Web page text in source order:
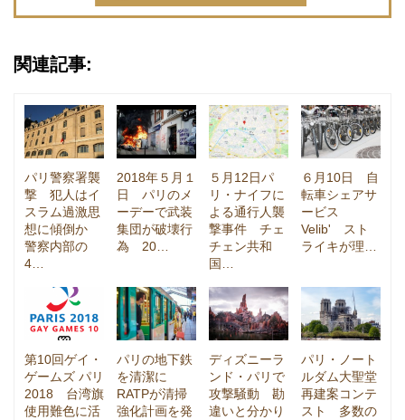
関連記事:
パリ警察署襲
撃 犯人はイ
スラム過激思
想に傾倒か
警察内部の
4…
2018年５月１
日 パリのメ
ーデーで武装
集団が破壊行
為 20…
５月12日パ
リ・ナイフに
よる通行人襲
撃事件 チェ
チェン共和
国…
６月10日 自
転車シェアサ
ービス
Velib' スト
ライキが理…
第10回ゲイ・
ゲームズ パリ
2018 台湾旗
使用難色に活
パリの地下鉄
を清潔に
RATPが清掃
強化計画を発
ディズニーラ
ンド・パリで
攻撃騒動 勘
違いと分かり
パリ・ノート
ルダム大聖堂
再建案コンテ
スト 多数の